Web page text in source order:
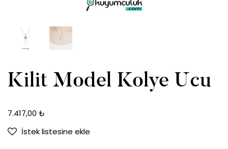
Kilit Model Kolye Ucu
7.417,00 ₺
İstek listesine ekle